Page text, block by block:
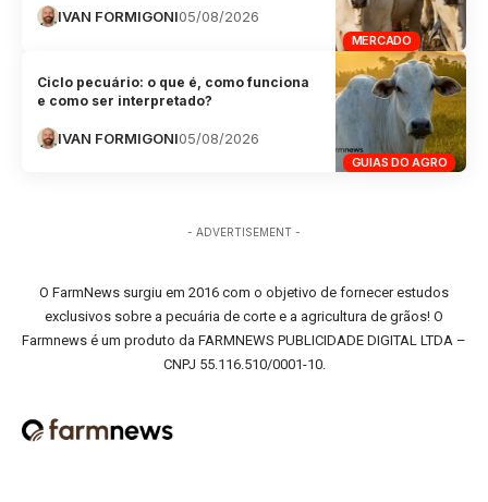
MERCADO
IVAN FORMIGONI05/08/2026
GUIAS DO AGRO
Ciclo pecuário: o que é, como funciona
e como ser interpretado?
IVAN FORMIGONI05/08/2026
- ADVERTISEMENT -
O FarmNews surgiu em 2016 com o objetivo de fornecer estudos
exclusivos sobre a pecuária de corte e a agricultura de grãos! O
Farmnews é um produto da FARMNEWS PUBLICIDADE DIGITAL LTDA –
CNPJ 55.116.510/0001-10.